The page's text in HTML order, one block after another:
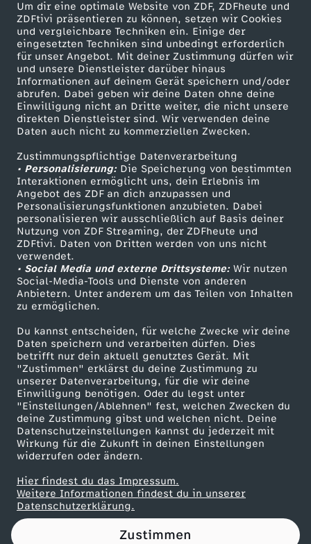
Um dir eine optimale Website von ZDF, ZDFheute und
ZDFtivi präsentieren zu können, setzen wir Cookies
und vergleichbare Techniken ein. Einige der
eingesetzten Techniken sind unbedingt erforderlich
für unser Angebot. Mit deiner Zustimmung dürfen wir
und unsere Dienstleister darüber hinaus
Informationen auf deinem Gerät speichern und/oder
abrufen. Dabei geben wir deine Daten ohne deine
Einwilligung nicht an Dritte weiter, die nicht unsere
direkten Dienstleister sind. Wir verwenden deine
Daten auch nicht zu kommerziellen Zwecken.
Zustimmungspflichtige Datenverarbeitung
• Personalisierung:Die Speicherung von bestimmten
Interaktionen ermöglicht uns, dein Erlebnis im
Angebot des ZDF an dich anzupassen und
Personalisierungsfunktionen anzubieten. Dabei
personalisieren wir ausschließlich auf Basis deiner
Nutzung von ZDF Streaming, der ZDFheute und
ZDFtivi. Daten von Dritten werden von uns nicht
verwendet.
• Social Media und externe Drittsysteme:Wir nutzen
Social-Media-Tools und Dienste von anderen
Anbietern. Unter anderem um das Teilen von Inhalten
zu ermöglichen.
Du kannst entscheiden, für welche Zwecke wir deine
Daten speichern und verarbeiten dürfen. Dies
betrifft nur dein aktuell genutztes Gerät. Mit
"Zustimmen" erklärst du deine Zustimmung zu
unserer Datenverarbeitung, für die wir deine
Einwilligung benötigen. Oder du legst unter
"Einstellungen/Ablehnen" fest, welchen Zwecken du
deine Zustimmung gibst und welchen nicht. Deine
Datenschutzeinstellungen kannst du jederzeit mit
Wirkung für die Zukunft in deinen Einstellungen
widerrufen oder ändern.
Hier findest du das Impressum.
Weitere Informationen findest du in unserer
Datenschutzerklärung.
Zustimmen
J
a
e
g
e
r
z
u
r
R
e
g
i
e
r
u
Mehr ZDF
ZDF-Apps
Smart TV
ZDFtext
Livestreams
Sendungen A-Z
TV-Programm
Service
ZDFmitreden
Kontakt zum ZDF
Tickets
Zuschauerservice
Hilfe
ZDF Unternehmen
Karriere
ZDF goes Schule
Werbefernsehen
Mainzelmännchen
Partner